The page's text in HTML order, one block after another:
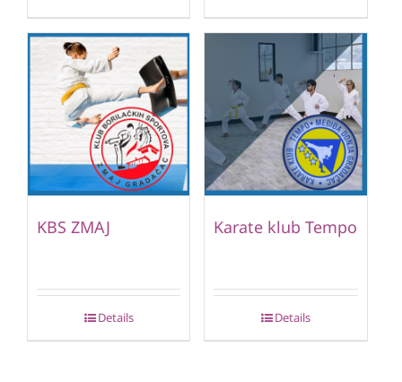
KBS ZMAJ
Details
Karate klub Tempo
Details